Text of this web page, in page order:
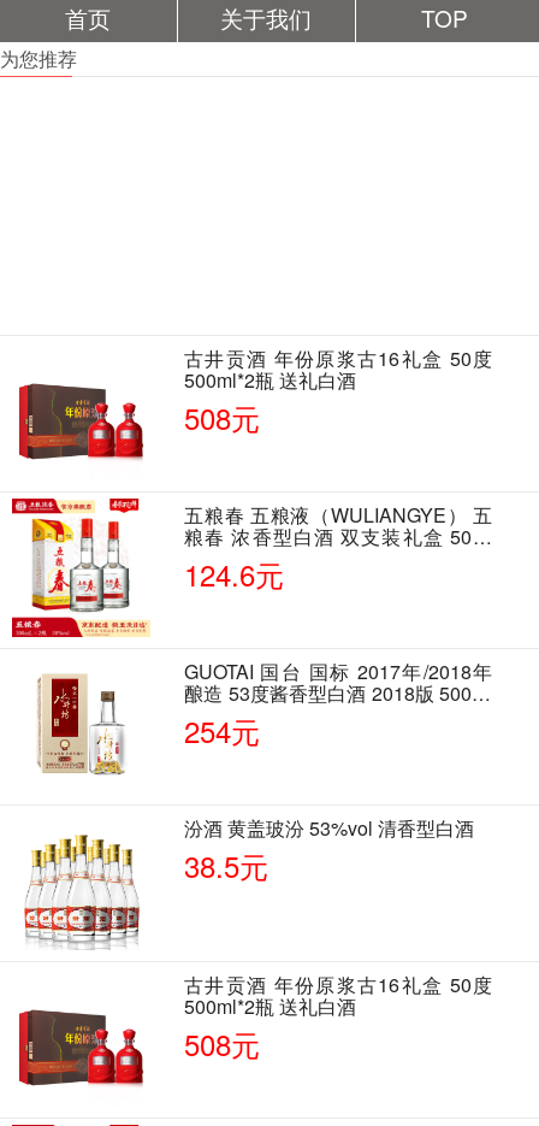
首页 关于我们 TOP
为您推荐
古井贡酒 年份原浆古16礼盒 50度
500ml*2瓶 送礼白酒
508元
五粮春 五粮液（WULIANGYE） 五
粮春 浓香型白酒 双支装礼盒 50度
500ml*2瓶 含酒具
124.6元
GUOTAI 国台 国标 2017年/2018年
酿造 53度酱香型白酒 2018版 500ml
单瓶装
254元
汾酒 黄盖玻汾 53%vol 清香型白酒
38.5元
古井贡酒 年份原浆古16礼盒 50度
500ml*2瓶 送礼白酒
508元